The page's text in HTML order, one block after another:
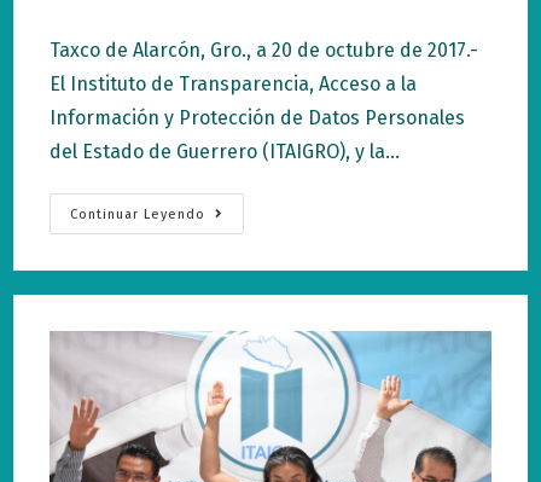
entrada:
la
entrada:
Taxco de Alarcón, Gro., a 20 de octubre de 2017.-
El Instituto de Transparencia, Acceso a la
Información y Protección de Datos Personales
del Estado de Guerrero (ITAIGRO), y la…
Continuar Leyendo
Se
Lleva
Nacional
Transparencia
En
Guerrero